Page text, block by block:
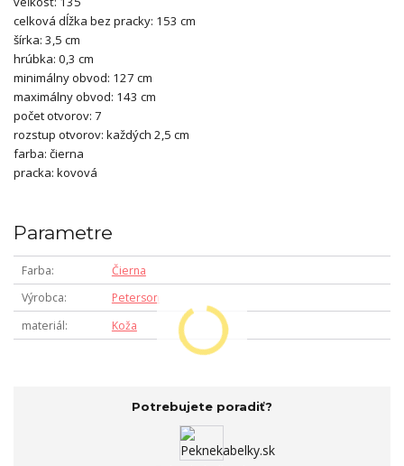
celková dĺžka bez pracky: 153 cm
šírka: 3,5 cm
hrúbka: 0,3 cm
minimálny obvod: 127 cm
maximálny obvod: 143 cm
počet otvorov: 7
rozstup otvorov: každých 2,5 cm
farba: čierna
pracka: kovová
Parametre
Farba
Čierna
Výrobca
Peterson
materiál
Koža
Potrebujete poradiť?